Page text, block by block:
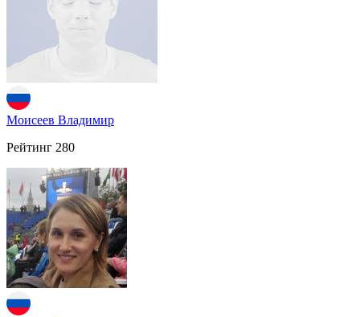
Моисеев Владимир
Рейтинг 280